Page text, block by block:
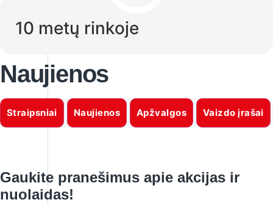
10 metų rinkoje
Naujienos
Straipsniai Naujienos Apžvalgos Vaizdo įrašai
Gaukite pranešimus apie akcijas ir
nuolaidas!